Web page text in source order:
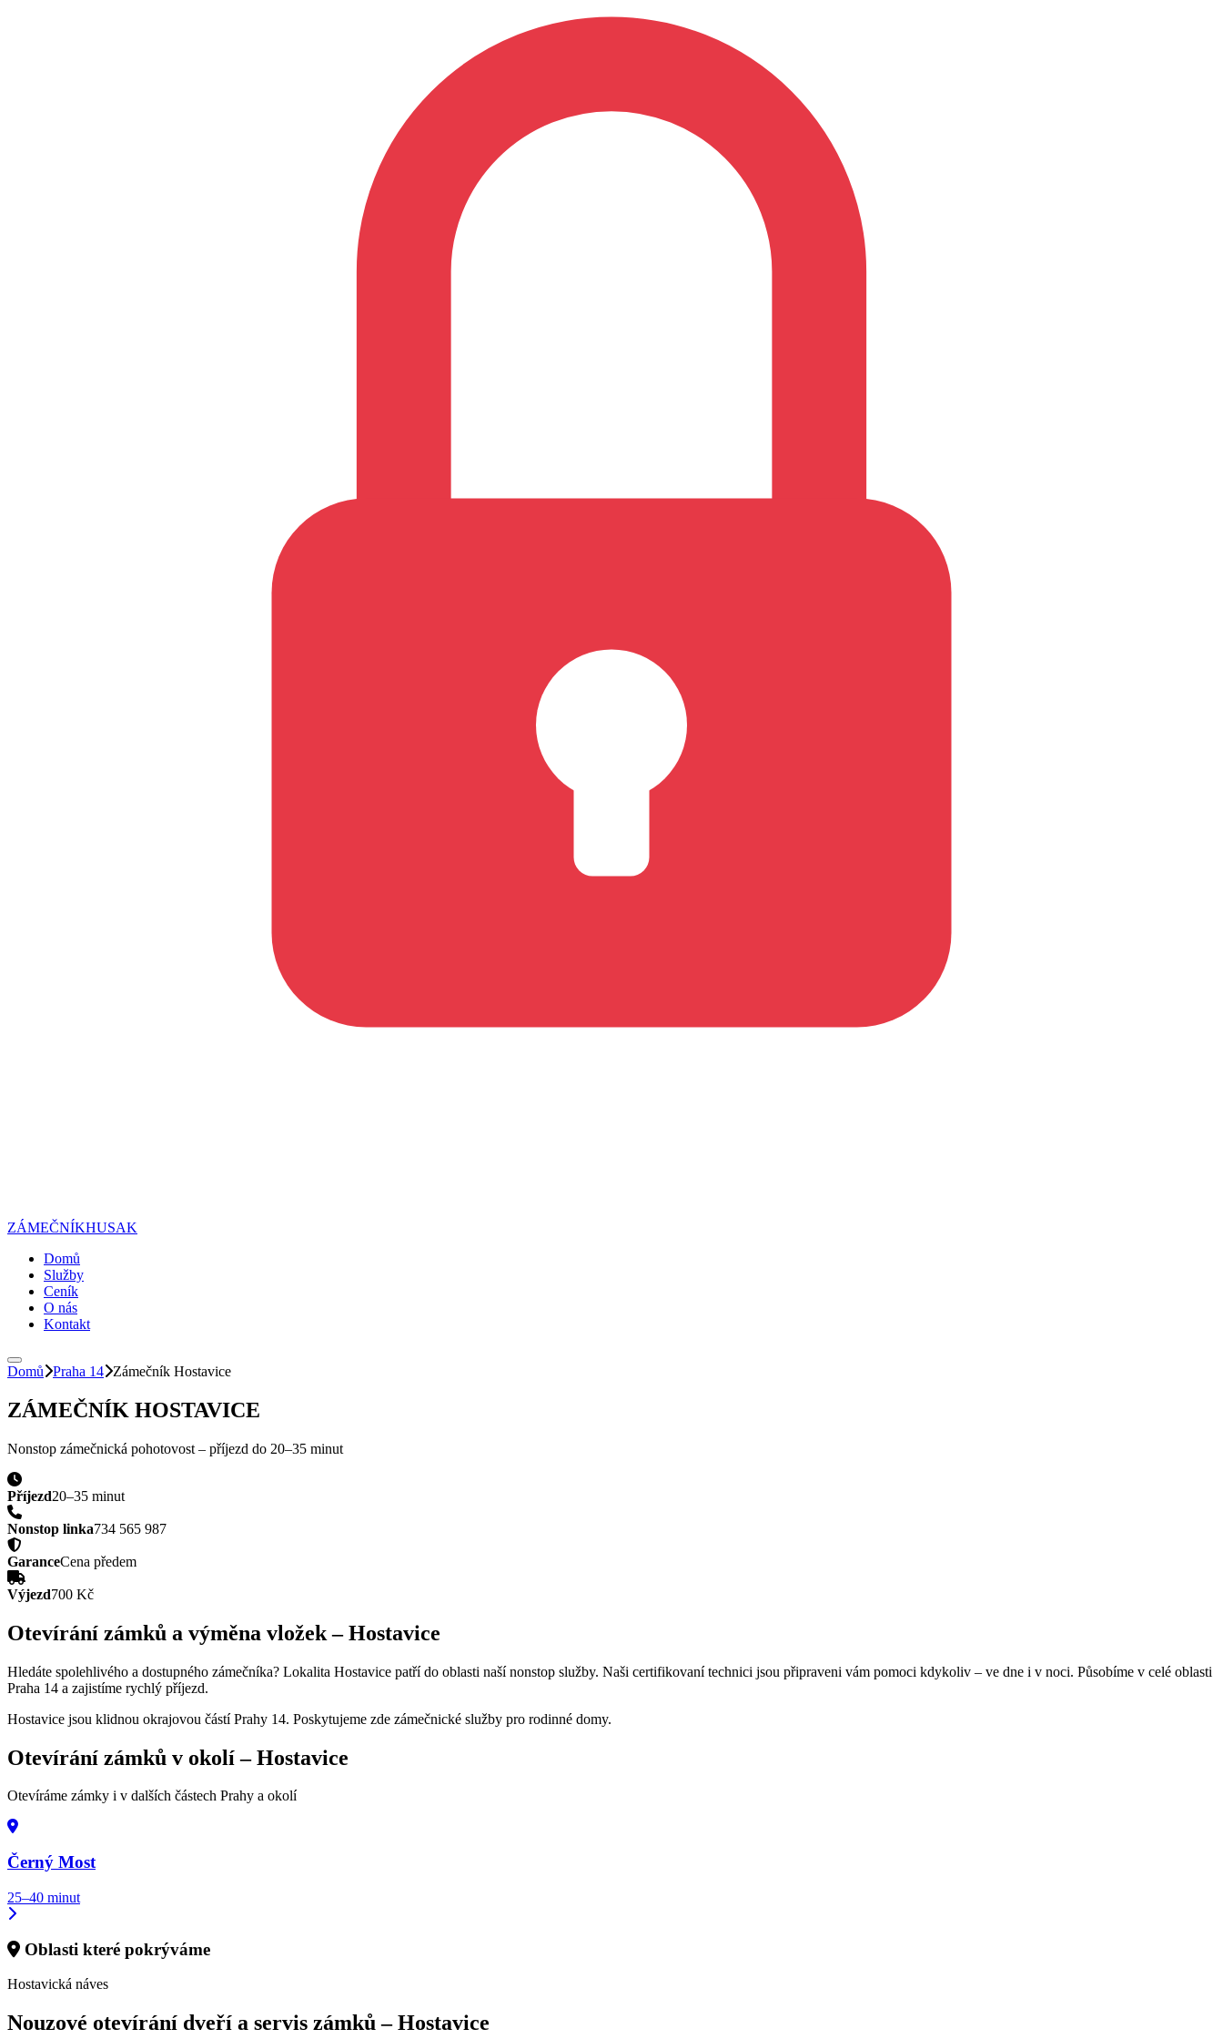
ZÁMEČNÍKHUSAK
Domů
Služby
Ceník
O nás
Kontakt
Domů Praha 14 Zámečník Hostavice
ZÁMEČNÍK HOSTAVICE
Nonstop zámečnická pohotovost – příjezd do 20–35 minut
Příjezd20–35 minut
Nonstop linka734 565 987
GaranceCena předem
Výjezd700 Kč
Otevírání zámků a výměna vložek –Hostavice
Hledáte spolehlivého a dostupného zámečníka? Lokalita Hostavice patří do oblasti naší nonstop služby. Naši certifikovaní technici jsou připraveni vám pomoci kdykoliv – ve dne i v noci. Působíme v celé oblasti
Praha 14 a zajistíme rychlý příjezd.
Hostavice jsou klidnou okrajovou částí Prahy 14. Poskytujeme zde zámečnické služby pro rodinné domy.
Otevírání zámků v okolí –Hostavice
Otevíráme zámky i v dalších částech Prahy a okolí
Černý Most
25–40 minut
Oblasti které pokrýváme
Hostavická náves
Nouzové otevírání dveří a servis zámků –Hostavice